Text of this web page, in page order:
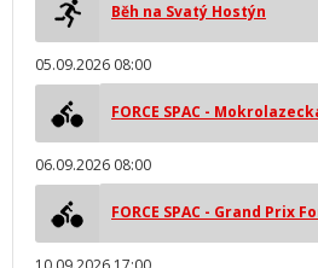
Běh na Svatý Hostýn
05.09.2026 08:00
FORCE SPAC -
06.09.2026 08:00
FORCE SPAC - Grand Prix